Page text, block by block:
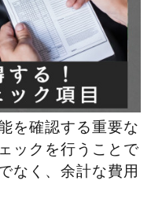
を確認する重要な
ックを行うことで
なく、余計な費用